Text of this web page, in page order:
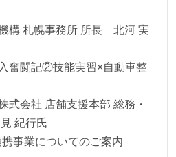
構 札幌事務所 所長 北河 実
奮闘記②技能実習×自動車整
式会社 店舗支援本部 総務・
紀行氏
携事業についてのご案内